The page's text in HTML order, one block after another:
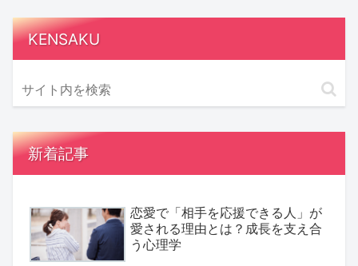
KENSAKU
新着記事
恋愛で「相手を応援できる人」が
愛される理由とは？成長を支え合
う心理学